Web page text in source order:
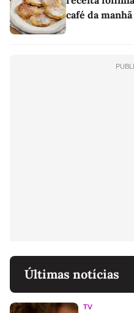
café da manhã
Últimas notícias
TV